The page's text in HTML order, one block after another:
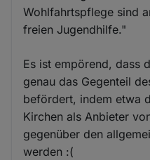
Wohlfahrtspflege sind
freien Jugendhilfe."
Es ist empörend, dass
genau das Gegenteil
befördert, indem etwa
Kirchen als Anbieter
gegenüber den
werden :(